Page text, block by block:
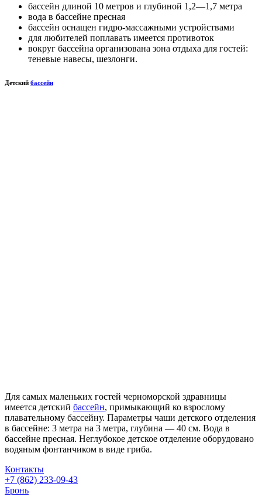
бассейн длиной 10 метров и глубиной 1,2—1,7 метра
вода в бассейне пресная
бассейн оснащен гидро-массажными устройствами
для любителей поплавать имеется противоток
вокруг бассейна организована зона отдыха для гостей:
теневые навесы, шезлонги.
Детский бассейн
Для самых маленьких гостей черноморской здравницы
имеется детский бассейн, примыкающий ко взрослому
плавательному бассейну. Параметры чаши детского отделения
в бассейне: 3 метра на 3 метра, глубина — 40 см. Вода в
бассейне пресная. Неглубокое детское отделение оборудовано
водяным фонтанчиком в виде гриба.
Контакты
+7 (862) 233-09-43
Бронь